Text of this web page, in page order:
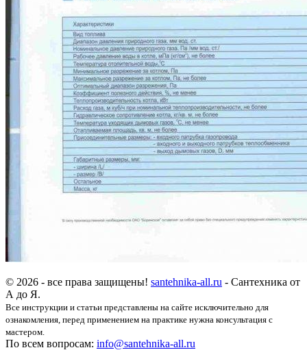
© 2026 - все права защищены! santehnika-all.ru - Сантехника от
А до Я.
Все инструкции и статьи представлены на сайте исключительно для
ознакомления, перед применением на практике нужна консультация с
мастером.
По всем вопросам: info@santehnika-all.ru